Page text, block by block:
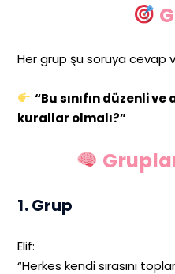
Her grup şu soruya cevap
“Bu sınıfın düzenli
kurallar olmalı?”
1. Grup
Elif:
“Herkes kendi sırasını